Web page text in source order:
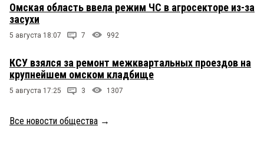
Омская область ввела режим ЧС в агросекторе из-за
засухи
5 августа 18:07 7 992
КСУ взялся за ремонт межквартальных проездов на
крупнейшем омском кладбище
5 августа 17:25 3 1307
Все новости общества →